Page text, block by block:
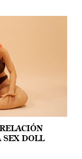
SEX DOLL